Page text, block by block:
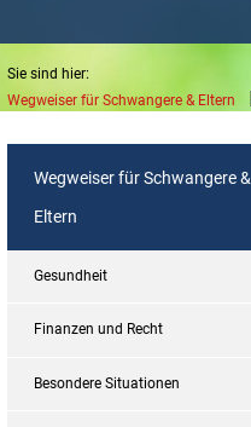
Sie sind hier:
Wegweiser für Schwangere & Eltern
Wegweiser für Schwangere &
Eltern
Gesundheit
Finanzen und Recht
Besondere Situationen